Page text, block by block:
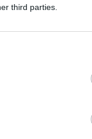
third parties.